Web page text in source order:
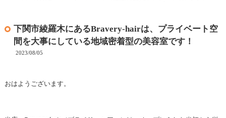
下関市綾羅木にあるBravery-hairは、プライベート空
間を大事にしている地域密着型の美容室です！
2023/08/05
おはようございます。